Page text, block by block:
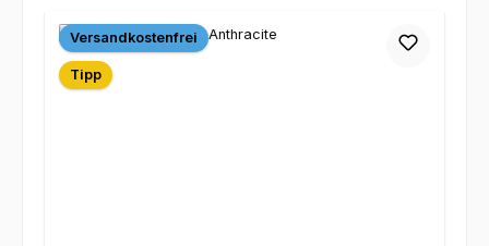
Versandkostenfrei
Tipp